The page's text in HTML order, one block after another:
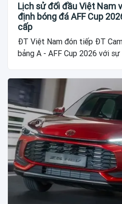
Lịch sử đối đầu Việt Nam
định bóng đá AFF Cup
cấp
ĐT Việt Nam đón tiếp ĐT
bảng A - AFF Cup 2026 với